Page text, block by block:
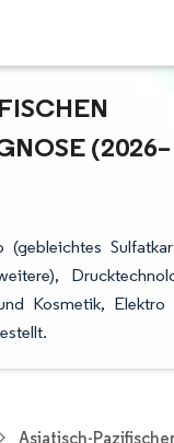
F
(2026–2
Kosmetik, Elektro
Asiatisch-